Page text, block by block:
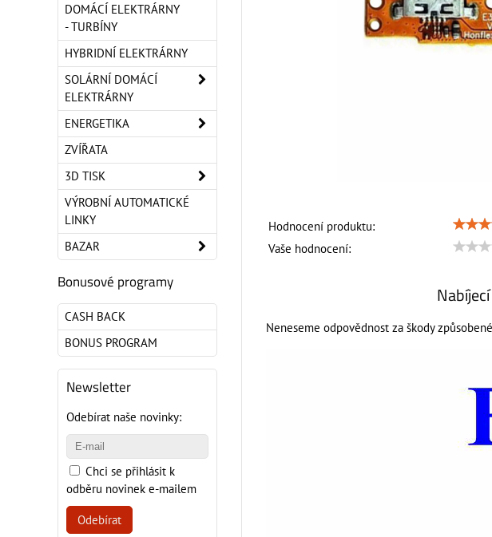
Hodnocení produktu:
Vaše hodnocení:
Neneseme odpovědnost za škody
DOMÁCÍ ELEKTRÁRNY
- TURBÍNY
HYBRIDNÍ ELEKTRÁRNY
SOLÁRNÍ DOMÁCÍ
ELEKTRÁRNY
ENERGETIKA
ZVÍŘATA
3D TISK
VÝROBNÍ AUTOMATICKÉ
LINKY
BAZAR
Bonusové programy
CASH BACK
BONUS PROGRAM
Newsletter
Odebírat naše novinky:
Chci se přihlásit k
odběru novinek e-mailem
Odebírat